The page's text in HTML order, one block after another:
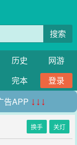
搜索
历史
网游
完本
登录
告APP ↓↓↓
换手 关灯